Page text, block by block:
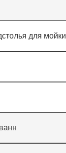
для мойки